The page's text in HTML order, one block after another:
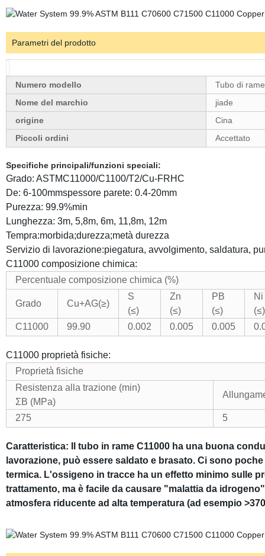
Parametri del prodotto
Numero modello
Tubo di
Nome del marchio
jiade
origine
Cina
Piccoli ordini
Accettato
Specifiche principali/funzioni speciali:
Grado: ASTMC11000/C1100/T2/Cu-FRHC
De: 6-100mmspessore parete: 0.4-20mm
Purezza: 99.9%min
Lunghezza: 3m, 5,8m, 6m, 11,8m, 12m
Tempra:morbida;durezza;metà durezza
Servizio di lavorazione:piegatura, avvolgimento, saldatura,
C11000 composizione chimica:
Percentuale composizione chimica (%)
Grado Cu+AG(≥)
S
(≤)
Zn
(≤)
PB
(≤)
Ni
(≤)
C11000
99.90 0.002 0.005 0.005
C11000 proprietà fisiche:
Proprietà fisiche
Resistenza alla trazione (min)
ΣB (MPa)
275 5
Caratteristica: Il tubo in rame C11000 ha una buona
lavorazione, può essere saldato e brasato. Ci sono
termica. L'ossigeno in tracce ha un effetto minimo sulle
trattamento, ma è facile da causare "malattia da
atmosfera riducente ad alta temperatura (ad esempio